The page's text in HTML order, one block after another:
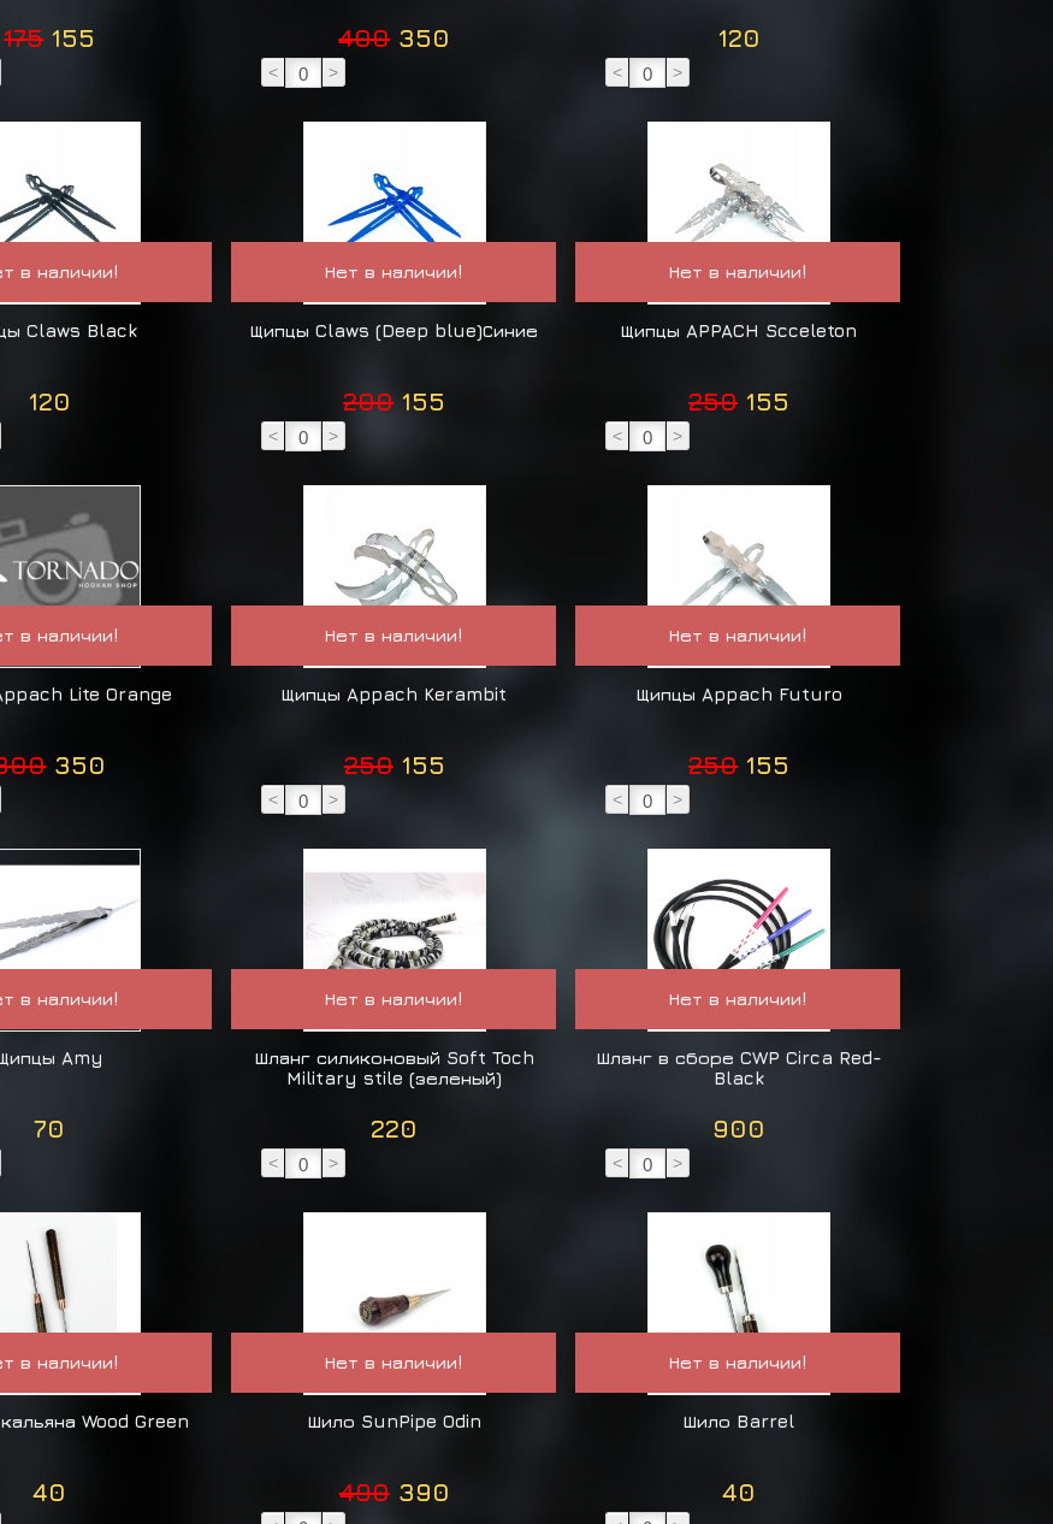
175 155 400 350
< >
120
< >
в наличии!
Claws Black
120
Нет в наличии!
Щипцы Claws (Deep blue)Синие
200 155
< >
Нет в наличии!
Щипцы APPACH Scceleton
250 155
< >
в наличии!
Lite Orange
350
Нет в наличии!
Щипцы Appach Kerambit
250 155
< >
Нет в наличии!
Щипцы Appach Futuro
250 155
< >
в наличии!
Amy
70
Нет в наличии!
Шланг силиконовый Soft Toch
Military stile (зеленый)
220
< >
Нет в наличии!
Шланг в сборе CWP Circa Red-
Black
900
< >
в наличии!
Wood Green
40
Нет в наличии!
Шило SunPipe Odin
490 390
Нет в наличии!
Шило Barrel
40